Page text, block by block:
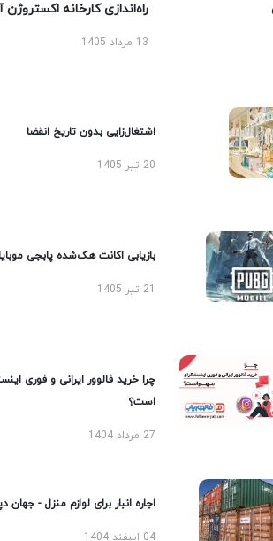
راه‌اندازی کارخانه اکستروژن
13 مرداد 1405
اشتغال‌زایی بدون تاریخ انقضا
20 تیر 1405
بازیابی اکانت هک‌شده پابجی موبایل
چرا خرید فالوور ایرانی و فوری
است؟
27 مرداد 1404
اجاره انبار برای لوازم منزل - جهان دپو
04 اسفند 1404